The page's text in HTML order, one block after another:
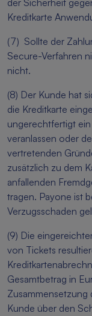
der Sicherheit
Kreditkarte
(7) Sollte der
Secure-Verfahren
nicht.
(8) Der Kunde hat
die Kreditkarte
ungerechtfertigt
veranlassen oder
vertretenden
zusätzlich zu dem
anfallenden
tragen. Payone ist
Verzugsschaden
(9) Die
von Tickets
Gesamtbetrag in
Zusammensetzung
Kunde über den